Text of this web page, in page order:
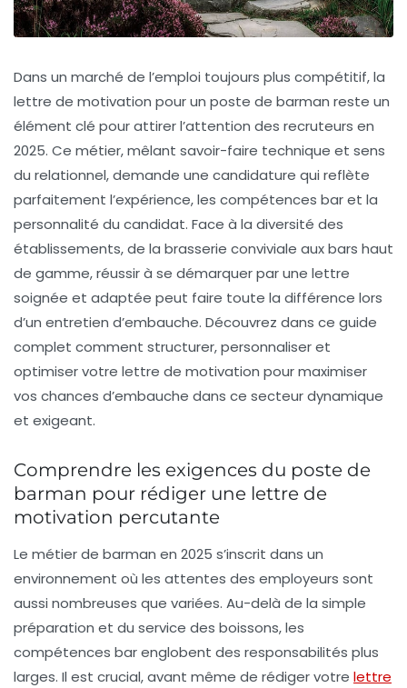
Dans un marché de l’emploi toujours plus compétitif, la
lettre de motivation pour un poste de barman reste un
élément clé pour attirer l’attention des recruteurs en
2025. Ce métier, mêlant savoir-faire technique et sens
du relationnel, demande une candidature qui reflète
parfaitement l’expérience, les compétences bar et la
personnalité du candidat. Face à la diversité des
établissements, de la brasserie conviviale aux bars haut
de gamme, réussir à se démarquer par une lettre
soignée et adaptée peut faire toute la différence lors
d’un entretien d’embauche. Découvrez dans ce guide
complet comment structurer, personnaliser et
optimiser votre lettre de motivation pour maximiser
vos chances d’embauche dans ce secteur dynamique
et exigeant.
Comprendre les exigences du poste de
barman pour rédiger une lettre de
motivation percutante
Le métier de barman en 2025 s’inscrit dans un
environnement où les attentes des employeurs sont
aussi nombreuses que variées. Au-delà de la simple
préparation et du service des boissons, les
compétences bar englobent des responsabilités plus
larges. Il est crucial, avant même de rédiger votre lettre